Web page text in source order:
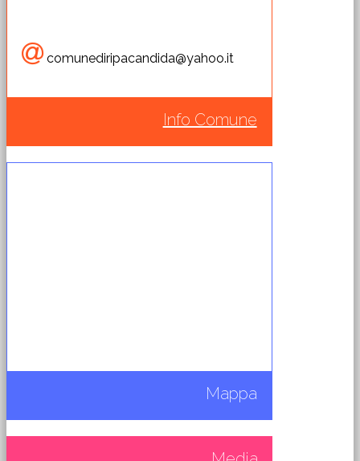
comunediripacandida@yahoo.it
Info Comune
Mappa